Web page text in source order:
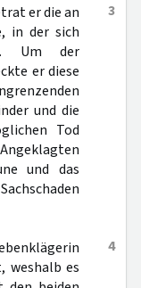
3
er die an
in der sich
Um der
er diese
und die
Tod
und das
4
weshalb es